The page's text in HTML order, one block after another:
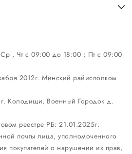
, Чт c 09:00 до 18:00 ; Пт c 09:00
2012г. Минский райисполком
Колодищи, Военный Городок д.
реестре РБ: 21.01.2025г.
почты лица, уполномоченного
покупателей о нарушении их прав,